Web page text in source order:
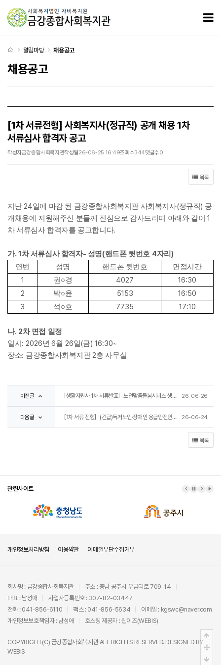
처음으로
알림마당 채용공고
채용공고
[1차 서류전형] 사회복지사(정규직) 공개 채용 1차
서류심사 합격자 공고
작성자금강종합사회복지관작성일26-06-25 16:49조회수344댓글수0
목록
지난24일에 마감 된 금강종합사회복지관 사회복지사(정규직) 공
개채용에 지원해주신 분들께 진심으로 감사드리며 아래와 같이 1
차 서류심사 합격자를 공고합니다.
가. 1차 서류심사 합격자- 성명(핸드폰 뒷번호 4자리 )
연번 성명 핸드폰 뒷번호 면접시간
1 권 ○경 4027
16:30
2
박○윤 5153
16:50
3
석○호 7735 17:10
나. 2차 면접 일정
일시 : 2026년6월 26일(금) 16:30~
장소: 금강종합사회복지관 2층 사무실
이전글 ［생활지원사 1차 서류발표］노인맞춤돌봄서비스 생활지원사 1차 서류 전형 합격자 발표 26-06-26
다음글 ［1차 서류 전형］(긴급)독거노인·장애인 응급안전안심서비스 응급관리요원 1차 서류전형 합격자 발표 26-06-24
목록
관련사이트 이전 배너
배너 정지
다음 배
배
개인정보처리방침 이용약관 이메일무단수집거부
회사명 : 금강종합사회복지관
주소 : 충남 공주시 우금티로 709-14
대표 : 남성애
사업자등록번호 : 307-82-03447
전화 : 041-856-6110
팩스 : 041-856-5634
이메일 : kgswc@naver.com
개인정보보호책임자 : 남성애
호스팅 제공자 :웹이즈(WEBIS)
COPYRIGHT(C) 금강종합사회복지관ALL RIGHTS RESERVED. DESIGNED BY
WEBIS
중